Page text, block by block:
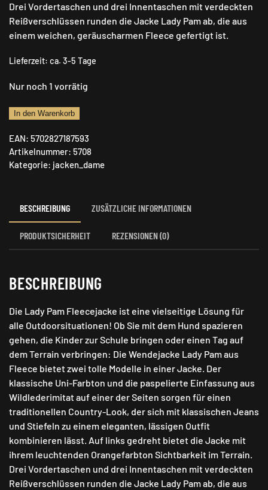
Drei Vordertaschen und drei Innentaschen mit verdeckten
Reißverschlüssen runden die Jacke Lady Pam ab, die aus
einem weichen, geräuscharmen Fleece gefertigt ist.
Lieferzeit: ca. 3-5 Tage
Nur noch 1 vorrätig
Deerhunter
Pam
Bonded
Fleecejacke
Menge
In den Warenkorb
EAN: 5702827187593
Artikelnummer: 5708
Kategorie: jacken_dame
BESCHREIBUNG ZUSÄTZLICHE INFORMATIONEN
PRODUKTSICHERHEIT REZENSIONEN (0)
BESCHREIBUNG
Die Lady Pam Fleecejacke ist eine vielseitige Lösung für
alle Outdoorsituationen! Ob Sie mit dem Hund spazieren
gehen, die Kinder zur Schule bringen oder einen Tag auf
dem Terrain verbringen: Die Wendejacke Lady Pam aus
Fleece bietet zwei tolle Modelle in einer Jacke. Der
klassische Uni-Farbton und die paspelierte Einfassung aus
Wildlederimitat auf einer der Seiten sorgen für einen
traditionellen Country-Look, der sich mit klassischen Jeans
und Stiefeln zu einem eleganten, lässigen Outfit
kombinieren lässt. Auf links gedreht bietet die Jacke mit
ihrem leuchtenden Orangefarbton Sichtbarkeit im Terrain.
Drei Vordertaschen und drei Innentaschen mit verdeckten
Reißverschlüssen runden die Jacke Lady Pam ab, die aus